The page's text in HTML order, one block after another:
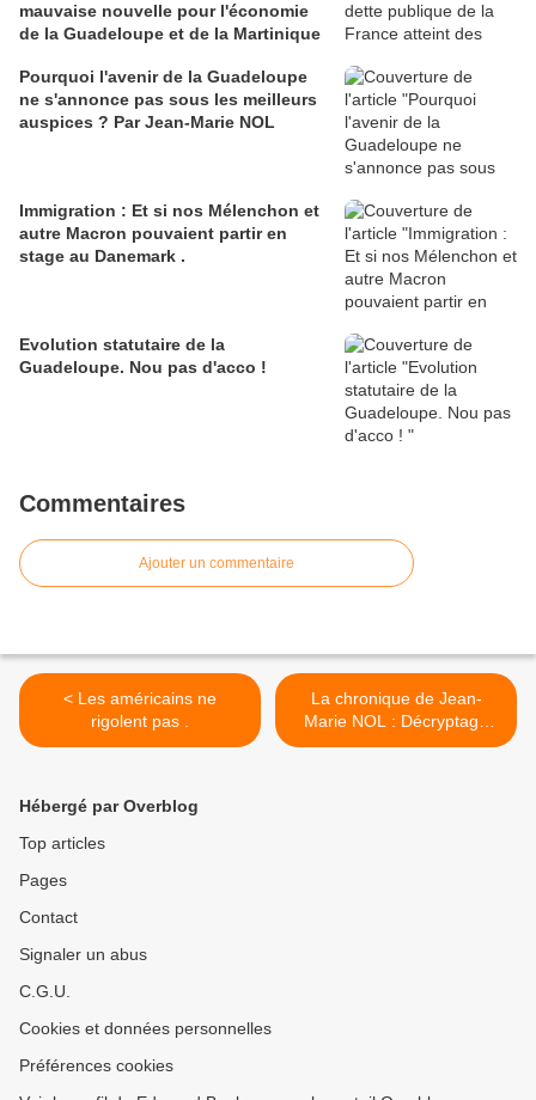
mauvaise nouvelle pour l'économie
de la Guadeloupe et de la Martinique
Pourquoi l'avenir de la Guadeloupe
ne s'annonce pas sous les meilleurs
auspices ? Par Jean-Marie NOL
Immigration : Et si nos Mélenchon et
autre Macron pouvaient partir en
stage au Danemark .
Evolution statutaire de la
Guadeloupe. Nou pas d'acco !
Commentaires
Ajouter un commentaire
< Les américains ne
rigolent pas .
La chronique de Jean-
Marie NOL : Décryptage
des effets négatifs du cycle
Hébergé par Overblog
Top articles
Pages
Contact
Signaler un abus
C.G.U.
Cookies et données personnelles
Préférences cookies